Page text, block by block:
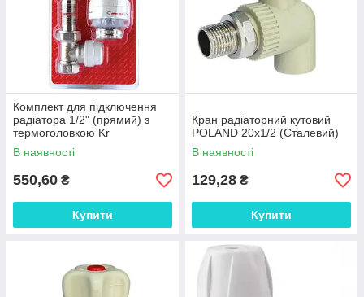
Комплект для підключення
радіатора 1/2" (прямий) з
термоголовкою Kr
В наявності
550,60 ₴
Купити
Кран радіаторний кутовий
POLAND 20x1/2 (Сталевий)
В наявності
129,28 ₴
Купити